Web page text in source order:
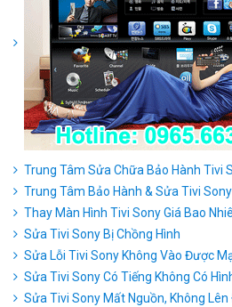
Trung Tâm Sửa Chữa Bảo Hành Tivi
Trung Tâm Bảo Hành & Sửa Tivi
Thay Màn Hình Tivi Sony Giá Bao
Sửa Tivi Sony Bị Chồng Hình
Sửa Lỗi Tivi Sony Không Vào Được
Sửa Tivi Sony Có Tiếng Không Có
Sửa Tivi Sony Mất Nguồn, Không Lên